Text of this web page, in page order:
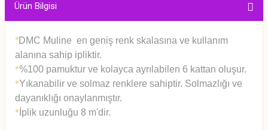
Ürün Bilgisi
*DMC Muline en geniş renk skalasına ve kullanım
alanına sahip ipliktir.
*%100 pamuktur ve kolayca ayrılabilen 6 kattan oluşur.
*Yıkanabilir ve solmaz renklere sahiptir. Solmazlığı ve
dayanıklığı onaylanmıştır.
* İplik uzunluğu 8 m'dir.